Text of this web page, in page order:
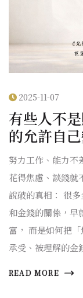
2025-11-07
有些人不
的允許自
努力工作、能力
花得焦慮、談錢就
說破的真相： 很
和金錢的關係，早
富， 而是如何把
承受、被理解的金
READ MORE